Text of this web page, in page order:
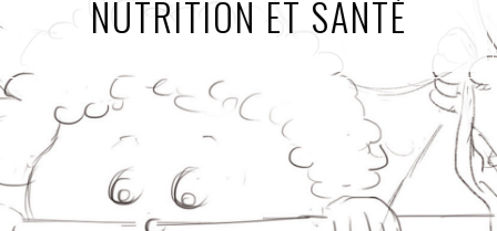
NUTRITION ET SANTÉ